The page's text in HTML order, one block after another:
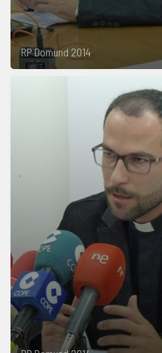
RP Domund 2014